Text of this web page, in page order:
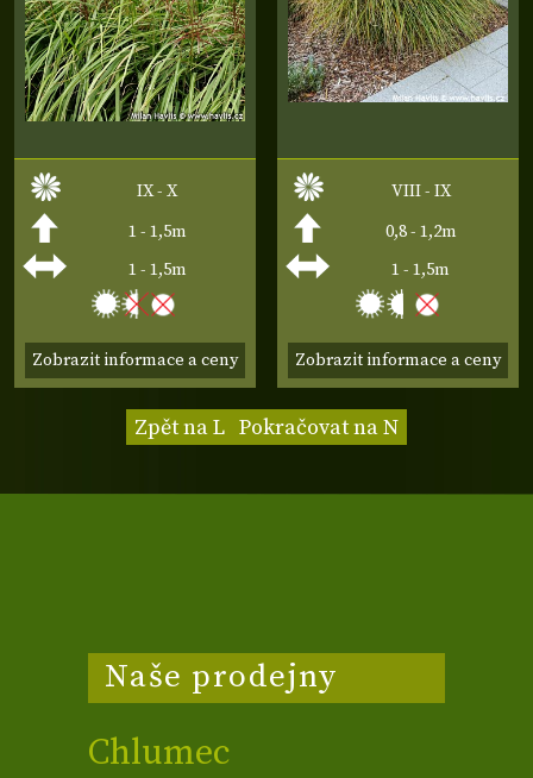
IX - X
1 - 1,5m
1 - 1,5m
Zobrazit informace a ceny
VIII - IX
0,8 - 1,2m
1 - 1,5m
Zobrazit informace a ceny
Zpět na L Pokračovat na N
Naše prodejny
Chlumec